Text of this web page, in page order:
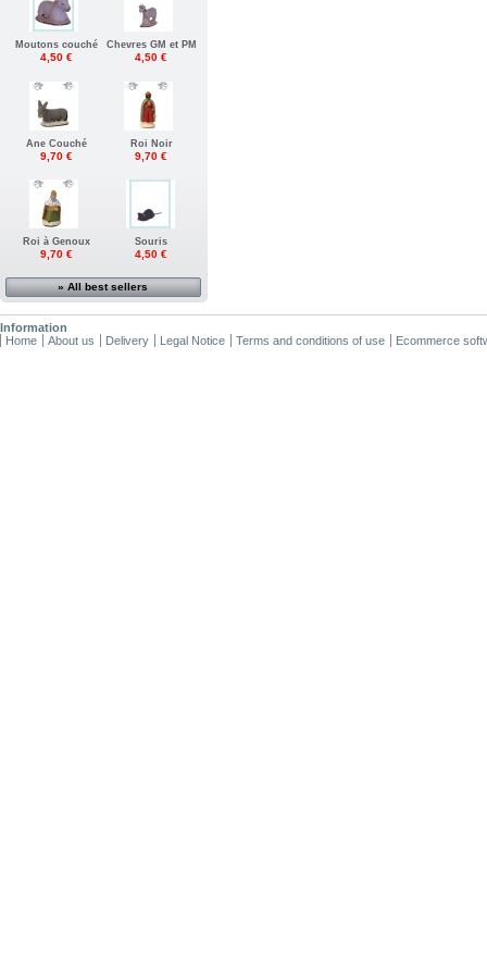
Moutons couché
4,50 €
Chevres GM et PM
4,50 €
Ane Couché
9,70 €
Roi Noir
9,70 €
Roi à Genoux
9,70 €
Souris
4,50 €
» All best sellers
Information
Home
About us Delivery Legal Notice Terms and conditions of use Ecommerce